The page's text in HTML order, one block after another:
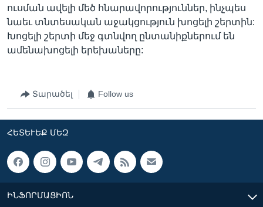
ուսման ավելի մեծ հնարավորություններ, ինչպես
նաեւ տնտեսական աջակցություն խոցելի շերտին:
Խոցելի շերտի մեջ գտնվող ընտանիքներում են
ամենախոցելի երեխաները:
Տարածել Follow us
ՀԵՏԵՒԵՔ ՄԵԶ
ԻՆՖՈՐՄԱՑԻՈՆ